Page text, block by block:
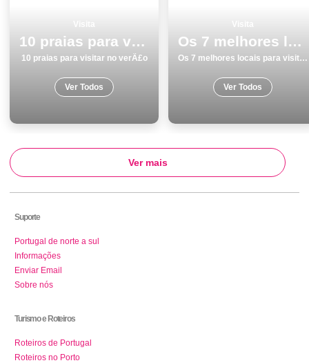
10 praias para visitar no verÃ£o
10 praias para visitar no verÃ£o
Ver Todos
Os 7 melhores locais para visitar em Vila do Bispo
Os 7 melhores locais para visitar em Vila do Bispo
Ver Todos
Ver mais
Suporte
Portugal de norte a sul
Informações
Enviar Email
Sobre nós
Turismo e Roteiros
Roteiros de Portugal
Roteiros no Porto